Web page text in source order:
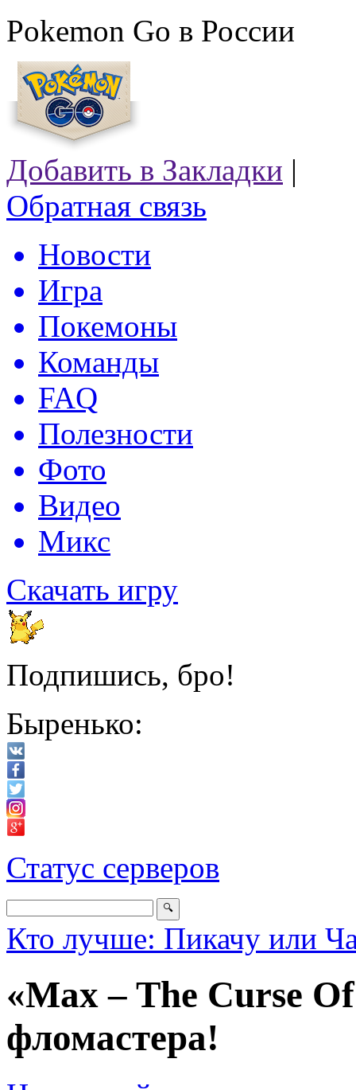
Pokemon Go в России
Добавить в Закладки |
Обратная связь
Новости
Игра
Покемоны
Команды
FAQ
Полезности
Фото
Видео
Микс
Скачать игру
Подпишись, бро!
Быренько:
Статус серверов
Кто лучше: Пикачу или
«Max – The Curse
фломастера!